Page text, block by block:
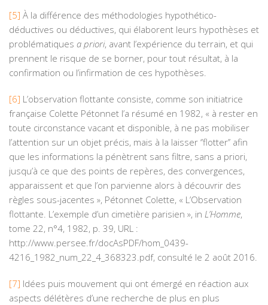
[5] À la différence des méthodologies hypothético-
déductives ou déductives, qui élaborent leurs hypothèses et
problématiques a priori, avant l’expérience du terrain, et qui
prennent le risque de se borner, pour tout résultat, à la
confirmation ou l’infirmation de ces hypothèses.
[6] L’observation flottante consiste, comme son initiatrice
française Colette Pétonnet l’a résumé en 1982, « à rester en
toute circonstance vacant et disponible, à ne pas mobiliser
l’attention sur un objet précis, mais à la laisser ‘’flotter’’ afin
que les informations la pénètrent sans filtre, sans a priori,
jusqu’à ce que des points de repères, des convergences,
apparaissent et que l’on parvienne alors à découvrir des
règles sous-jacentes », Pétonnet Colette, « L’Observation
flottante. L’exemple d’un cimetière parisien », in L’Homme,
tome 22, n°4, 1982, p. 39, URL :
http://www.persee.fr/docAsPDF/hom_0439-
4216_1982_num_22_4_368323.pdf, consulté le 2 août 2016.
[7] Idées puis mouvement qui ont émergé en réaction aux
aspects délétères d’une recherche de plus en plus